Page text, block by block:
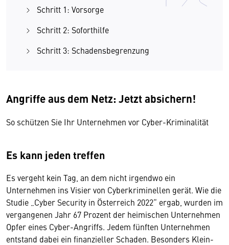
Schritt 1: Vorsorge
Schritt 2: Soforthilfe
Schritt 3: Schadensbegrenzung
Angriffe aus dem Netz: Jetzt absichern!
So schützen Sie Ihr Unternehmen vor Cyber-Kriminalität
Es kann jeden treffen
Es vergeht kein Tag, an dem nicht irgendwo ein
Unternehmen ins Visier von Cyberkriminellen gerät. Wie die
Studie „Cyber Security in Österreich 2022“ ergab, wurden im
vergangenen Jahr 67 Prozent der heimischen Unternehmen
Opfer eines Cyber-Angriffs. Jedem fünften Unternehmen
entstand dabei ein finanzieller Schaden. Besonders Klein-